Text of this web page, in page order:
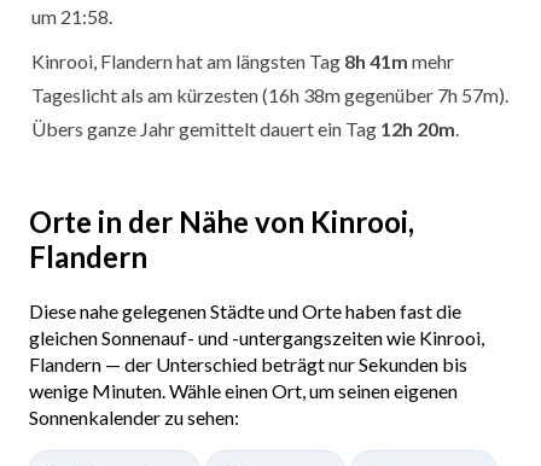
um 21:58.
Kinrooi, Flandern hat am längsten Tag 8h 41m mehr
Tageslicht als am kürzesten (16h 38m gegenüber 7h 57m).
Übers ganze Jahr gemittelt dauert ein Tag 12h 20m
Orte in der Nähe von Kinrooi,
Flandern
Diese nahe gelegenen Städte und Orte haben fast die
gleichen Sonnenauf- und -untergangszeiten wie Kinrooi,
Flandern — der Unterschied beträgt nur Sekunden bis
wenige Minuten. Wähle einen Ort, um seinen eigenen
Sonnenkalender zu sehen: